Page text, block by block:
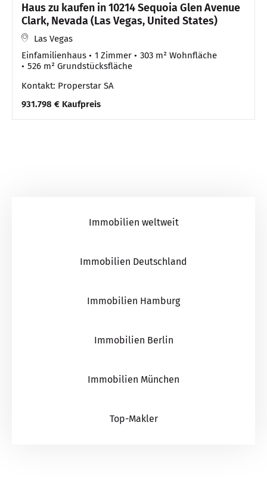
Haus zu kaufen in 10214 Sequoia Glen Avenue
Clark, Nevada (Las Vegas, United States)
Las Vegas
Einfamilienhaus
1 Zimmer
303 m² Wohnfläche
526 m² Grundstücksfläche
Kontakt: Properstar SA
931.798 € Kaufpreis
Immobilien weltweit
Immobilien Deutschland
Immobilien Hamburg
Immobilien Berlin
Immobilien München
Top-Makler